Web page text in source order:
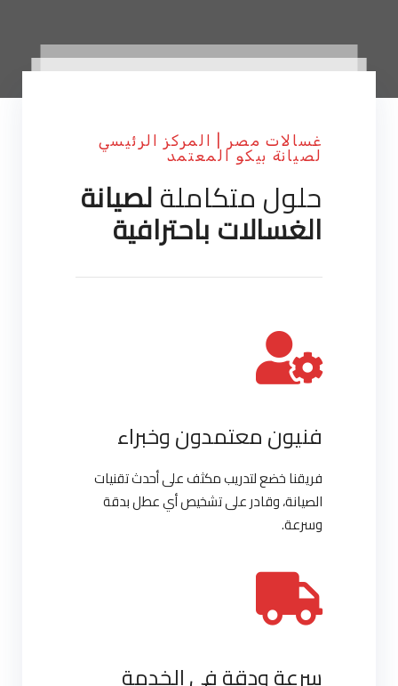
غسالات مصر | المركز الرئيسي
لصيانة بيكو المعتمد
حلول متكاملةلصيانة
الغسالات باحترافية
فنيون معتمدون وخبراء
فريقنا خضع لتدريب مكثف على أحدث تقنيات
الصيانة، وقادر على تشخيص أي عطل بدقة
وسرعة.
سرعة ودقة في الخدمة